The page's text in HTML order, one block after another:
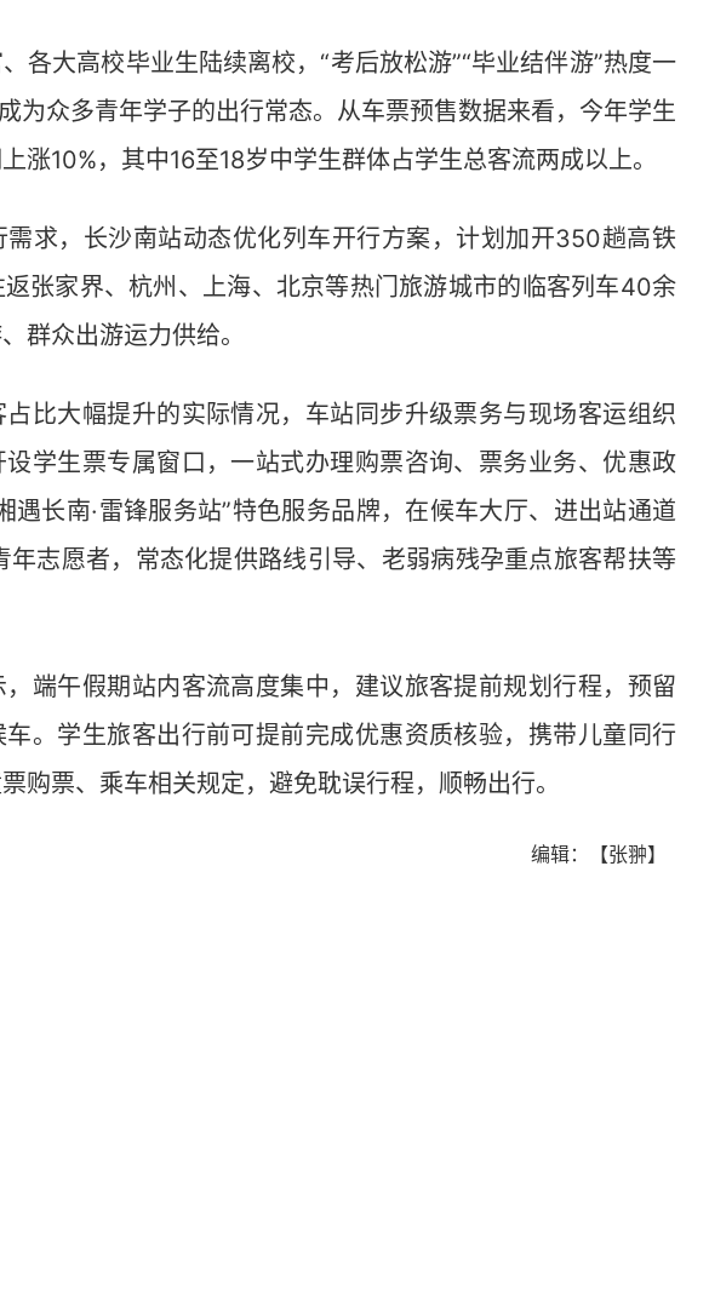
大高校毕业生陆续离校，“考后放松游”“毕业结伴游”热度一
为众多青年学子的出行常态。从车票预售数据来看，今年学生
涨10%，其中16至18岁中学生群体占学生总客流两成以上。
，长沙南站动态优化列车开行方案，计划加开350趟高铁
张家界、杭州、上海、北京等热门旅游城市的临客列车40余
群众出游运力供给。
大幅提升的实际情况，车站同步升级票务与现场客运组织
学生票专属窗口，一站式办理购票咨询、票务业务、优惠政
遇长南·雷锋服务站”特色服务品牌，在候车大厅、进出站通道
志愿者，常态化提供路线引导、老弱病残孕重点旅客帮扶等
午假期站内客流高度集中，建议旅客提前规划行程，预留
。学生旅客出行前可提前完成优惠资质核验，携带儿童同行
购票、乘车相关规定，避免耽误行程，顺畅出行。
编辑：【张翀】